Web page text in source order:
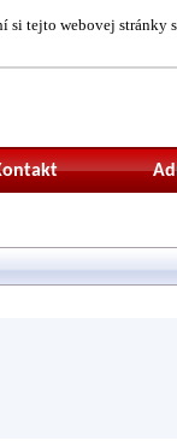
si tejto webovej stránky